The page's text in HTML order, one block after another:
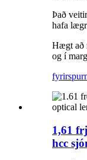
Það
hafa
Hægt að
og í
1,61
hcc